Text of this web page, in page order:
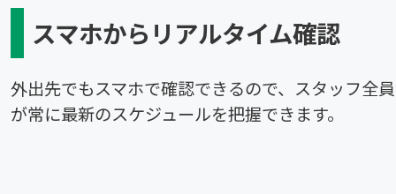
スマホからリアルタイム確認
外出先でもスマホで確認できるので、スタッフ全員
が常に最新のスケジュールを把握できます。